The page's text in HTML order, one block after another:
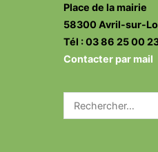
Place de la mairie
58300 Avril-sur-
Tél : 03 86 25 00
Contacter par mail